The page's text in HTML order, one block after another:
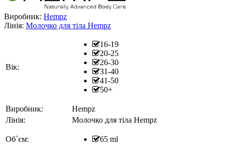
Виробник: Hempz
Лінія: Молочко для тіла Hempz
Вік:
16-19
20-25
26-30
31-40
41-50
50+
Виробник:
Hempz
Лінія:
Молочко для тіла Hempz
Об`єм: 65 ml